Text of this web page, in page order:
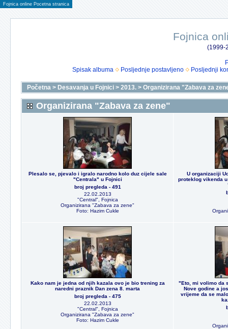
Fojnica online Pocetna stranica
Fojnica
(1999-
Spisak albuma
Posljednje postavljeno Posljednji
Početna > Desavanja u Fojnici > 2013. > Organizirana "Zabava za
Organizirana "Zabava za zene"
Plesalo se, pjevalo i igralo narodno kolo duz cijele sale
"Centrala" u Fojnici
broj pregleda - 491
22.02.2013
"Central", Fojnica
Organizirana "Zabava za zene"
Foto: Hazim Cukle
U organizaciji
proteklog vikenda
Kako nam je jedna od njih kazala ovo je bio trening za
naredni praznik Dan zena 8. marta
broj pregleda - 475
22.02.2013
"Central", Fojnica
Organizirana "Zabava za zene"
Foto: Hazim Cukle
"Eto, mi volimo da
Nove godine a
vrijeme da se